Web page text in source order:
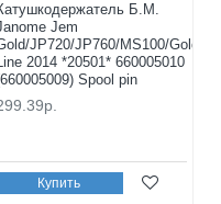
Б.М.
Jem
JP720/JP760/MS100/Gold
2014 *20501* 660005010
Spool pin
Купить